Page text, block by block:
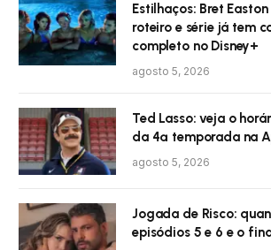
Estilhaços: Bret
roteiro e série já tem
completo no Disney+
agosto 5, 2026
Ted Lasso: veja o
da 4ª temporada na
agosto 5, 2026
Jogada de Risco:
episódios 5 e 6 e o